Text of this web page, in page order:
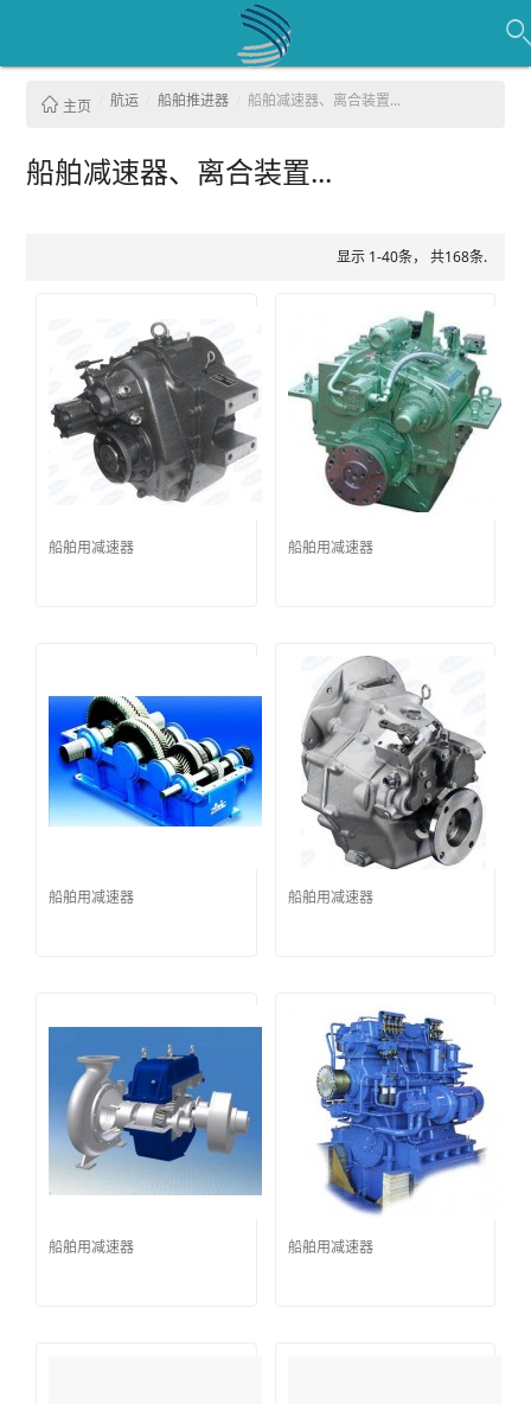
主页 航运 船舶推进器 船舶减速器、离合装置...
船舶减速器、离合装置...
显示 1-40条， 共168条.
船舶用减速器 船舶用减速器
船舶用减速器 船舶用减速器
船舶用减速器 船舶用减速器